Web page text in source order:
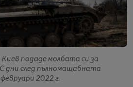
Киев подаде молбата си за
дни след пълномащабната
2022 г.